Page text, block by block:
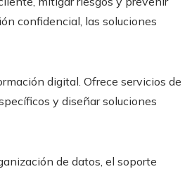
confidencial, las soluciones
digital. Ofrece servicios de
y diseñar soluciones
de datos, el soporte